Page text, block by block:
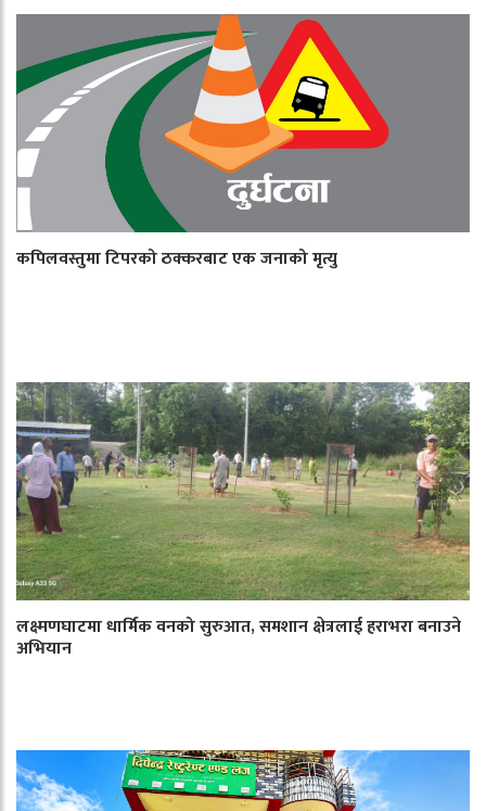
कपिलवस्तुमा टिपरको ठक्करबाट एक जनाको मृत्यु
लक्ष्मणघाटमा धार्मिक वनको सुरुआत, समशान क्षेत्रलाई हराभरा बनाउने
अभियान